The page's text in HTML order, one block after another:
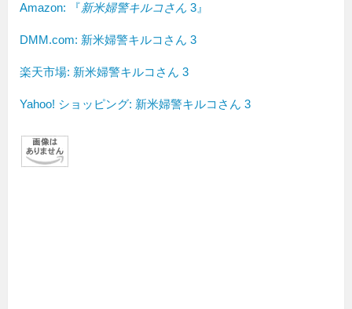
Amazon: 『新米婦警キルコさん 3』
DMM.com: 新米婦警キルコさん 3
楽天市場: 新米婦警キルコさん 3
Yahoo! ショッピング: 新米婦警キルコさん 3